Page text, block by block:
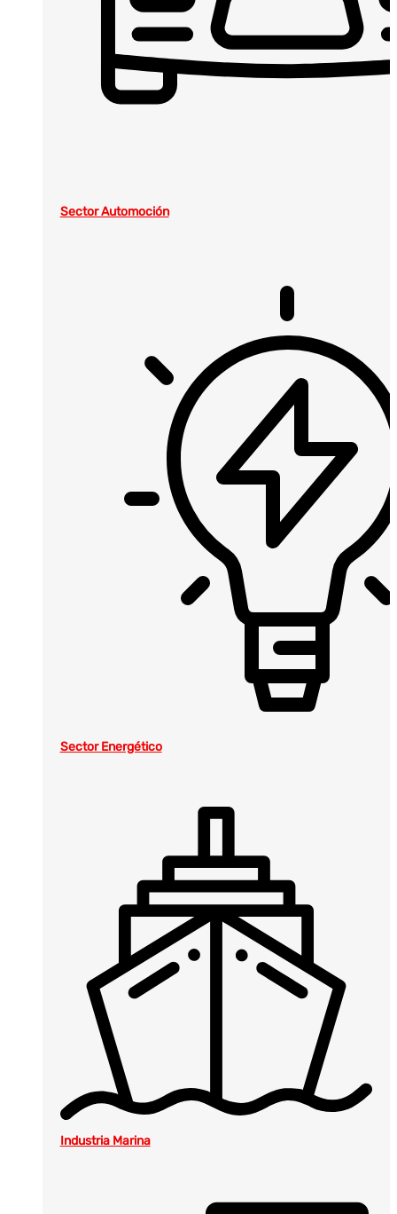
Sector Automoción
Sector Energético
Industria Marina